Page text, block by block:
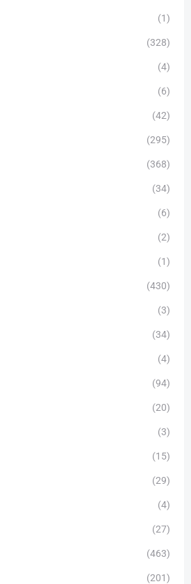
(1)
(328)
(4)
(6)
(42)
(295)
(368)
(34)
(6)
(2)
(1)
(430)
(3)
(34)
(4)
(94)
(20)
(3)
(15)
(29)
(4)
(27)
(463)
(201)